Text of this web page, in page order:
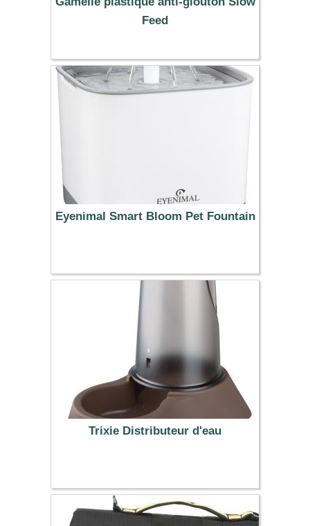
Feed
5.99 €
Eyenimal Smart Bloom Pet Fountain
49.90 €
Trixie Distributeur d'eau
7.99 €